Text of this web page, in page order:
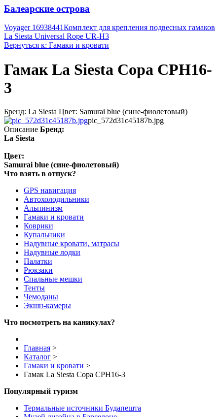
Балеарские острова
Voyager 16938441Комплект для крепления подвесных гамаков
La Siesta Universal Rope UR-H3
Вернуться к: Гамаки и кровати
Гамак La Siesta Copa CPH16-
3
Бренд: La Siesta Цвет: Samurai blue (сине-фиолетовый)
pic_572d31c45187b.jpg
Описание Бренд:
La Siesta
Цвет:
Samurai blue (сине-фиолетовый)
Что взять в отпуск?
GPS навигация
Автохолодильники
Альпинизм
Гамаки и кровати
Коврики
Купальники
Надувные кровати, матрасы
Надувные лодки
Палатки
Рюкзаки
Спальные мешки
Тенты
Чемоданы
Экшн-камеры
Что посмотреть на каникулах?
Главная >
Каталог >
Гамаки и кровати >
Гамак La Siesta Copa CPH16-3
Популярный туризм
Термальные источники Будапешта